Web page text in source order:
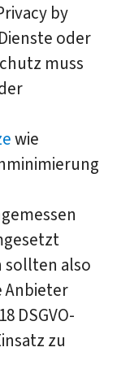
by
oder
muss
wie
also
Anbieter
DSGVO-
zu